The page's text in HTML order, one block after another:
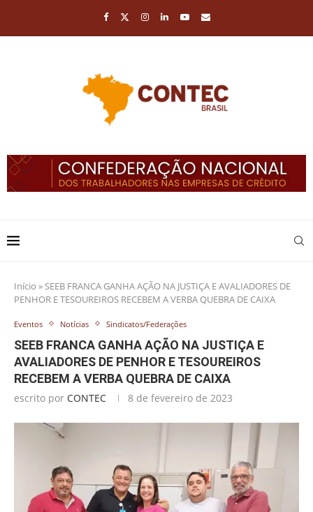
Início »SEEB FRANCA GANHA AÇÃO NA JUSTIÇA E AVALIADORES DE
PENHOR E TESOUREIROS RECEBEM A VERBA QUEBRA DE CAIXA
Eventos Notícias Sindicatos/Federações
SEEB FRANCA GANHA AÇÃO NA JUSTIÇA E
AVALIADORES DE PENHOR E TESOUREIROS
RECEBEM A VERBA QUEBRA DE CAIXA
escrito por CONTEC 8 de fevereiro de 2023